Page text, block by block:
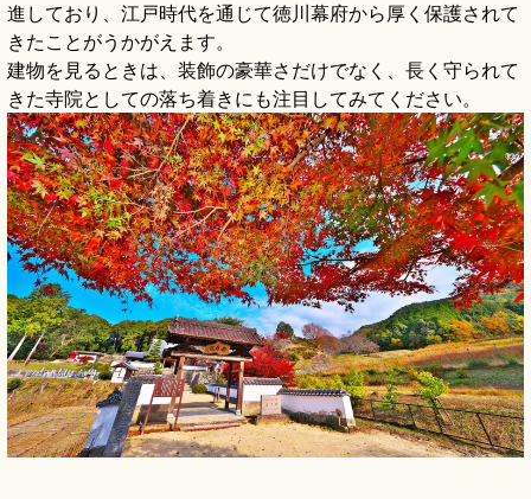
進しており、江戸時代を通じて徳川幕府から厚く保護されて
きたことがうかがえます。
建物を見るときは、装飾の豪華さだけでなく、長く守られて
きた寺院としての落ち着きにも注目してみてください。